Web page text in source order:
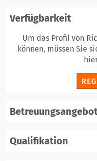
Verfügbarkeit
Um das Profil von
können, müssen Sie
Qualifikation